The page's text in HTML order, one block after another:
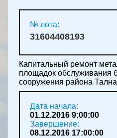
№ лота:
31604408193
Капитальный ремонт
площадок обслуживания
сооружения района
Дата начала:
01.12.2016 9:00:00
Завершение:
08.12.2016 17:00:00